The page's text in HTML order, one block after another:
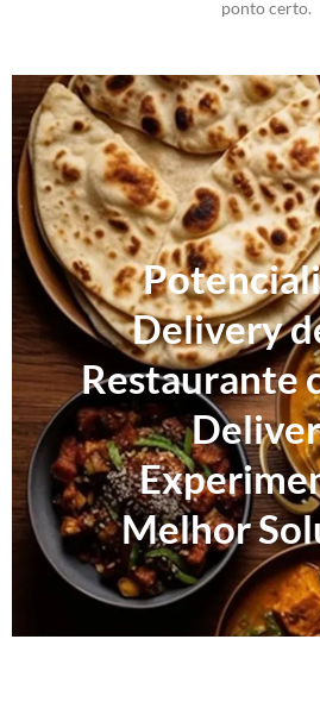
ponto certo.
Delivery
Restaurante
Melhor